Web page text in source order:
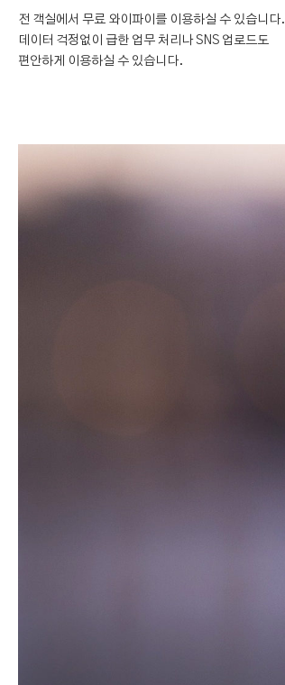
전 객실에서 무료 와이파이를 이용하실 수 있습니다.
데이터 걱정없이 급한 업무 처리나 SNS 업로드도
편안하게 이용하실 수 있습니다.